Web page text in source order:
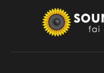
Soundflower.it
Fai Girare Musica